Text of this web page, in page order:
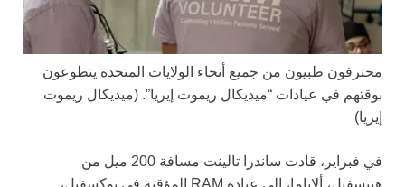
محترفون طبيون من جميع أنحاء الولايات المتحدة يتطوعون
بوقتهم في عيادات “ميديكال ريموت إيريا”. (ميديكال ريموت
إيريا)
في فبراير، قادت ساندرا تالينت مسافة 200 ميل من